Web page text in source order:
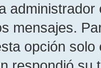
mensajes.
opción